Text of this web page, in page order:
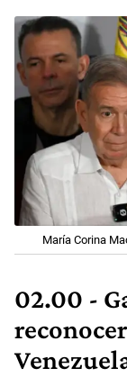
María Corina
02.00 -